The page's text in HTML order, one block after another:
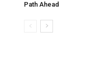
Path Ahead